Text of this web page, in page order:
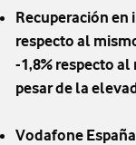
Recuperación en
respecto al
-1,8% respecto
pesar de la
Vodafone